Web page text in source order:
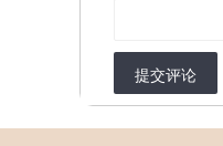
提交评论